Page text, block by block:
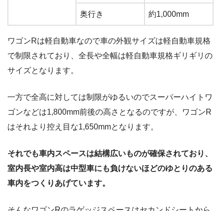
奥行き 約1,000mm
ワゴンRは軽自動車なので車の外観サイズは軽自動車規格
で制限されており、全長や全幅は軽自動車規格ギリギリの
サイズとなります。
一方で全高に対しては制限がゆるいのでスーパーハイトワ
ゴンなどは1,800mm前後の高さとなるのですが、ワゴンR
はそれより控え目な1,650mmとなります。
それでも車内スペースは結構広いものが確保されており、
室内長や室内高は中型車にも負けないほどのゆとりのある
車内をつくりあげています。